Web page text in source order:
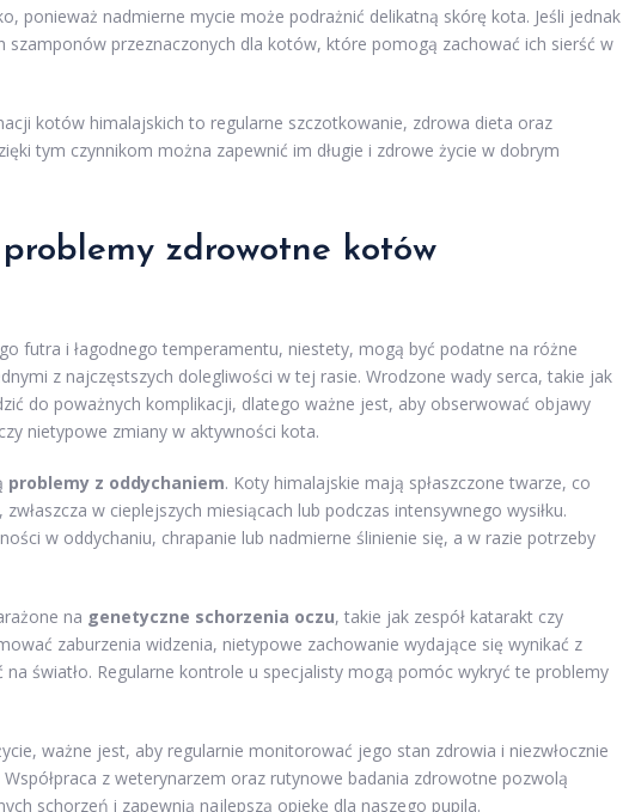
ponieważ nadmierne mycie może podrażnić delikatną skórę kota. Jeśli jednak
szamponów przeznaczonych dla kotów, które pomogą zachować ich sierść w
kotów himalajskich to regularne szczotkowanie, zdrowa dieta oraz
tym czynnikom można zapewnić im długie i zdrowe życie w dobrym
zdrowotne kotów
futra i łagodnego temperamentu, niestety, mogą być podatne na różne
z najczęstszych dolegliwości w tej rasie. Wrodzone wady serca, takie jak
do poważnych komplikacji, dlatego ważne jest, aby obserwować objawy
nietypowe zmiany w aktywności kota.
problemy z oddychaniem. Koty himalajskie mają spłaszczone twarze, co
w cieplejszych miesiącach lub podczas intensywnego wysiłku.
w oddychaniu, chrapanie lub nadmierne ślinienie się, a w razie potrzeby
na genetyczne schorzenia oczu, takie jak zespół katarakt czy
zaburzenia widzenia, nietypowe zachowanie wydające się wynikać z
światło. Regularne kontrole u specjalisty mogą pomóc wykryć te problemy
ważne jest, aby regularnie monitorować jego stan zdrowia i niezwłocznie
z weterynarzem oraz rutynowe badania zdrowotne pozwolą
schorzeń i zapewnią najlepszą opiekę dla naszego pupila.